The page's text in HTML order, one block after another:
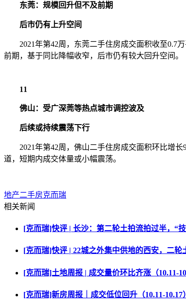
东莞：规模回升但不及前期
后市仍有上升空间
2021年第42周，东莞二手住房成交面积收至0.7万
前期，基于同比降幅收窄，后市仍有较大回升空间。
11
佛山：受广深莞等热点城市调控波及
后续或持续震荡下行
2021年第42周，佛山二手住房成交面积环比增长
道，短期内成交体量或小幅震荡。
地产二手房克而瑞
相关新闻
[克而瑞]快评 | 长沙：第二轮土拍流拍过半，“
[克而瑞]快评 | 22城之外集中供地的西安，二轮
[克而瑞]土地周报 | 成交量价环比齐涨（10.11-
[克而瑞]新房周报｜成交低位回升（10.11-10.17）